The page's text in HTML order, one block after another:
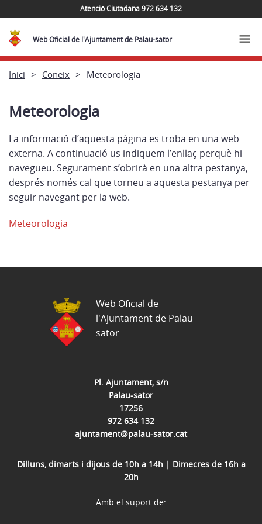
Atenció Ciutadana 972 634 132
Web Oficial de l'Ajuntament de Palau-sator
Inici Coneix Meteorologia
Meteorologia
La informació d’aquesta pàgina es troba en una web
externa. A continuació us indiquem l’enllaç perquè hi
navegueu. Segurament s’obrirà en una altra pestanya,
després només cal que torneu a aquesta pestanya per
seguir navegant per la web.
Meteorologia
Pl. Ajuntament, s/n
Palau-sator
17256
972 634 132
ajuntament@palau-sator.cat
Dilluns, dimarts i dijous de 10h a 14h | Dimecres de 16h a
20h
Web Oficial de
l'Ajuntament de Palau-
sator
Amb el suport de: